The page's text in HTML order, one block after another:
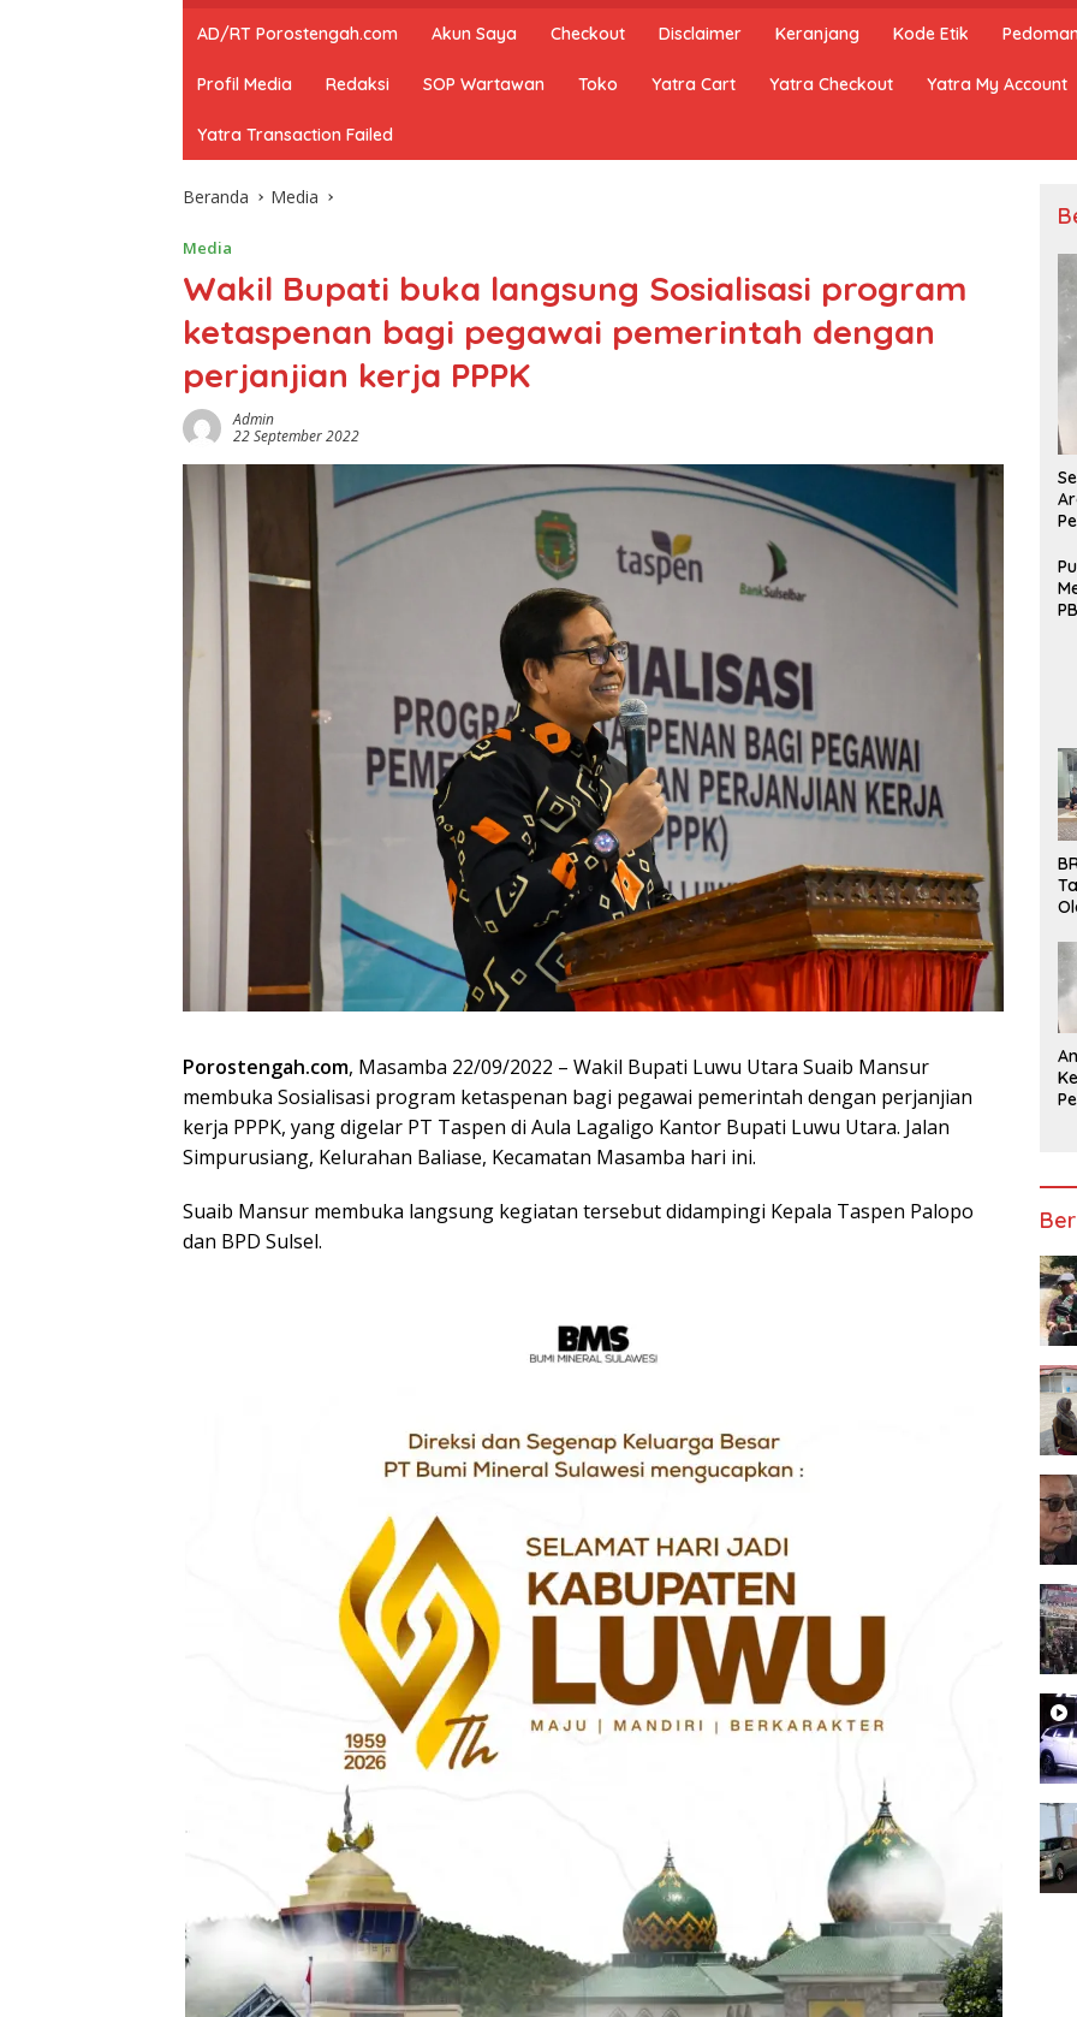
AD/RT Porostengah.com Akun Saya Checkout Disclaimer Keranjang Kode Etik
Profil Media Redaksi SOP Wartawan Toko Yatra Cart Yatra Checkout Yatra My Account
Yatra Transaction Failed
Beranda Media
Media
Wakil Bupati buka langsung Sosialisasi program
ketaspenan bagi pegawai pemerintah dengan
perjanjian kerja PPPK
Admin
22 September 2022
Porostengah.com, Masamba 22/09/2022 – Wakil Bupati Luwu Utara Suaib Mansur
membuka Sosialisasi program ketaspenan bagi pegawai pemerintah dengan perjanjian
kerja PPPK, yang digelar PT Taspen di Aula Lagaligo Kantor Bupati Luwu Utara. Jalan
Simpurusiang, Kelurahan Baliase, Kecamatan Masamba hari ini.
Suaib Mansur membuka langsung kegiatan tersebut didampingi Kepala Taspen Palopo
dan BPD Sulsel.